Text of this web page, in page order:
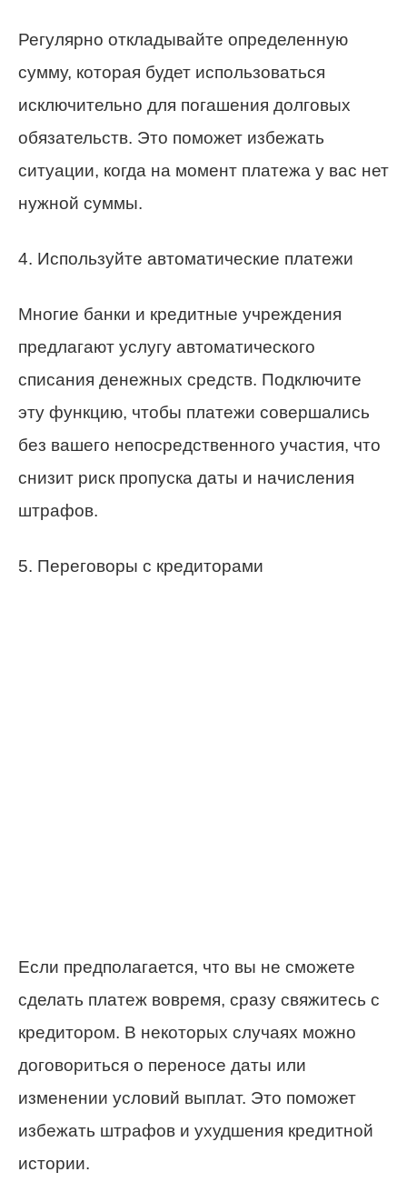
Регулярно откладывайте определенную
сумму, которая будет использоваться
исключительно для погашения долговых
обязательств. Это поможет избежать
ситуации, когда на момент платежа у вас нет
нужной суммы.
4. Используйте автоматические платежи
Многие банки и кредитные учреждения
предлагают услугу автоматического
списания денежных средств. Подключите
эту функцию, чтобы платежи совершались
без вашего непосредственного участия, что
снизит риск пропуска даты и начисления
штрафов.
5. Переговоры с кредиторами
Если предполагается, что вы не сможете
сделать платеж вовремя, сразу свяжитесь с
кредитором. В некоторых случаях можно
договориться о переносе даты или
изменении условий выплат. Это поможет
избежать штрафов и ухудшения кредитной
истории.